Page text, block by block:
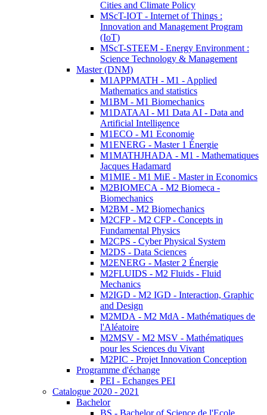
Cities and Climate Policy
MScT-IOT - Internet of Things :
Innovation and Management Program
(IoT)
MScT-STEEM - Energy Environment :
Science Technology & Management
Master (DNM)
M1APPMATH - M1 - Applied
Mathematics and statistics
M1BM - M1 Biomechanics
M1DATAAI - M1 Data AI - Data and
Artificial Intelligence
M1ECO - M1 Economie
M1ENERG - Master 1 Énergie
M1MATHJHADA - M1 - Mathematiques
Jacques Hadamard
M1MIE - M1 MiE - Master in Economics
M2BIOMECA - M2 Biomeca -
Biomechanics
M2BM - M2 Biomechanics
M2CFP - M2 CFP - Concepts in
Fundamental Physics
M2CPS - Cyber Physical System
M2DS - Data Sciences
M2ENERG - Master 2 Énergie
M2FLUIDS - M2 Fluids - Fluid
Mechanics
M2IGD - M2 IGD - Interaction, Graphic
and Design
M2MDA - M2 MdA - Mathématiques de
l'Aléatoire
M2MSV - M2 MSV - Mathématiques
pour les Sciences du Vivant
M2PIC - Projet Innovation Conception
Programme d'échange
PEI - Echanges PEI
Catalogue 2020 - 2021
Bachelor
BS - Bachelor of Science de l'Ecole